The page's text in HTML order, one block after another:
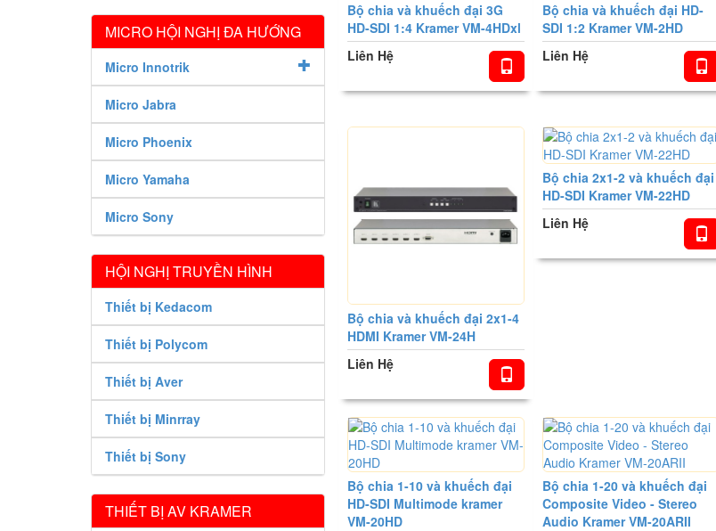
MICRO HỘI NGHỊ ĐA HƯỚNG
Micro Innotrik
Micro Jabra
Micro Phoenix
Micro Yamaha
Micro Sony
HỘI NGHỊ TRUYỀN HÌNH
Thiết bị Kedacom
Thiết bị Polycom
Thiết bị Aver
Thiết bị Minrray
Thiết bị Sony
THIẾT BỊ AV KRAMER
Bộ chia và khuếch đại 3G
HD-SDI 1:4 Kramer VM-4HDxl
Liên Hệ
Bộ chia và khuếch đại HD-
SDI 1:2 Kramer VM-2HD
Liên Hệ
Bộ chia và khuếch đại 2x1-4
HDMI Kramer VM-24H
Liên Hệ
Bộ chia 2x1-2 và khuếch đại
HD-SDI Kramer VM-22HD
Liên Hệ
Bộ chia 1-10 và khuếch đại
HD-SDI Multimode kramer
VM-20HD
Bộ chia 1-20 và khuếch đại
Composite Video - Stereo
Audio Kramer VM-20ARII